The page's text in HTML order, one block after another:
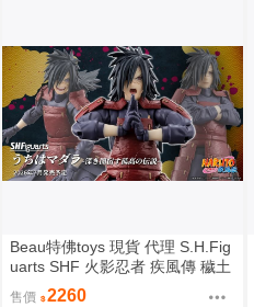
Beau特佛toys 現貨 代理 S.H.Fig
uarts SHF 火影忍者 疾風傳 穢土
轉身 宇智波斑 0209
售價 2260